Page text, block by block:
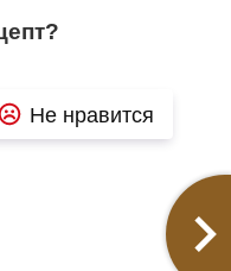
Не нравится